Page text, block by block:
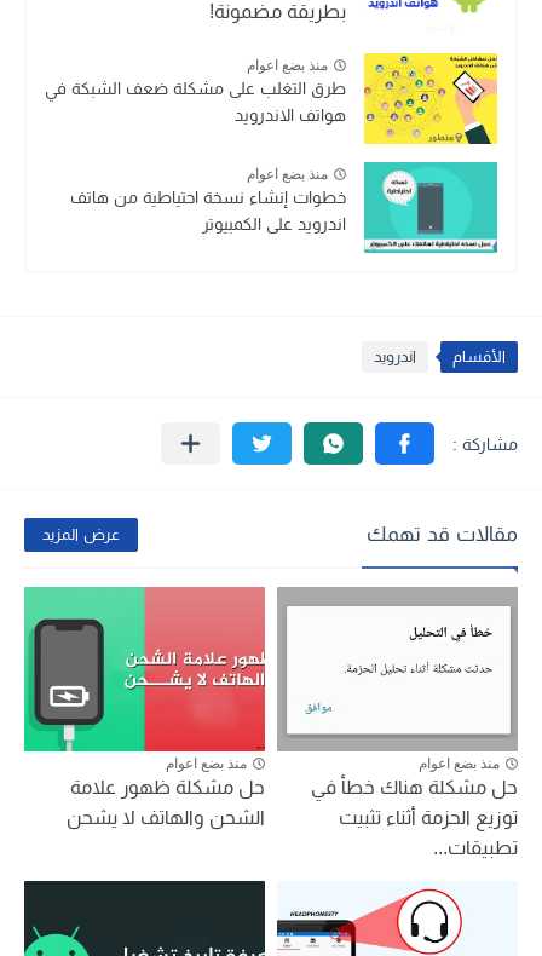
بطريقة مضمونة!
منذ بضع اعوام
طرق التغلب على مشكلة ضعف الشبكة في
هواتف الاندرويد
منذ بضع اعوام
خطوات إنشاء نسخة احتياطية من هاتف
اندرويد على الكمبيوتر
الأقسام اندرويد
مقالات قد تهمك عرض المزيد
منذ بضع اعوام
حل مشكلة هناك خطأ في
توزيع الحزمة أثناء تثبيت
تطبيقات...
منذ بضع اعوام
حل مشكلة ظهور علامة
الشحن والهاتف لا يشحن